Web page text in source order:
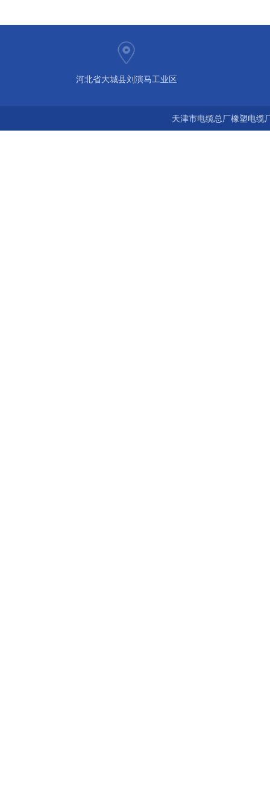
河北省大城县刘演马工业区
天津市电缆总厂橡塑电